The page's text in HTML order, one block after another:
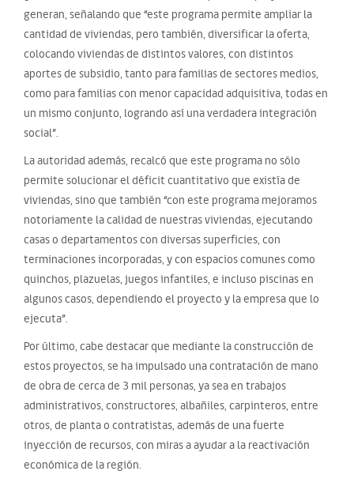
generan, señalando que “este programa permite ampliar la
cantidad de viviendas, pero también, diversificar la oferta,
colocando viviendas de distintos valores, con distintos
aportes de subsidio, tanto para familias de sectores medios,
como para familias con menor capacidad adquisitiva, todas en
un mismo conjunto, logrando así una verdadera integración
social”.
La autoridad además, recalcó que este programa no sólo
permite solucionar el déficit cuantitativo que existía de
viviendas, sino que también “con este programa mejoramos
notoriamente la calidad de nuestras viviendas, ejecutando
casas o departamentos con diversas superficies, con
terminaciones incorporadas, y con espacios comunes como
quinchos, plazuelas, juegos infantiles, e incluso piscinas en
algunos casos, dependiendo el proyecto y la empresa que lo
ejecuta”.
Por último, cabe destacar que mediante la construcción de
estos proyectos, se ha impulsado una contratación de mano
de obra de cerca de 3 mil personas, ya sea en trabajos
administrativos, constructores, albañiles, carpinteros, entre
otros, de planta o contratistas, además de una fuerte
inyección de recursos, con miras a ayudar a la reactivación
económica de la región.